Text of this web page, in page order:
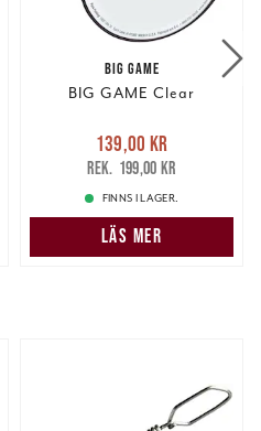
BIG GAME
BIG GAME Clear
Nuvarande pris
139,00 krTidigare pris
199,00 kr
139,00 kr
199,00 kr
FINNS I LAGER.
LÄS MER